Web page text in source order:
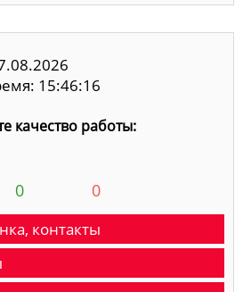
15:46:16
качество работы:
0 0
контакты